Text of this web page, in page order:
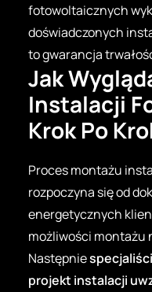
fotowoltaicznych
doświadczonych
to gwarancja
Jak
Instalacji
Krok Po
Proces montażu
rozpoczyna się od
energetycznych
możliwości montażu
Następnie
projekt instalacji